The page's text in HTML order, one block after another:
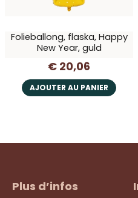
Envoyer
Folieballong, flaska, Happy
New Year, guld
€ 20,06
AJOUTER AU PANIER
Plus d’infos